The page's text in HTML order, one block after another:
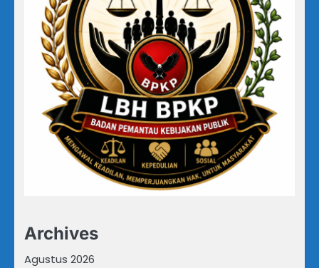
Archives
Agustus 2026